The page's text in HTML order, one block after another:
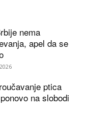
nema
apel da se
ptica
na slobodi